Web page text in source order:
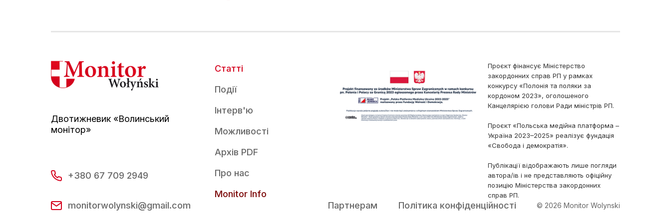
Двотижневик «Волинський
монітор»
+380 67 709 2949
monitorwolynski@gmail.com
Статті
Події
Інтерв'ю
Можливості
Архів PDF
Про нас
Monitor Info
Проєкт фінансує Міністерство
закордонних справ РП у рамках
конкурсу «Полонія та поляки за
кордоном 2023», оголошеного
Канцелярією голови Ради міністрів РП.
Проєкт «Польська медійна платформа –
Україна 2023–2025» реалізує фундація
«Свобода і демократія».
Публікації відображають лише погляди
автора/ів і не представляють офіційну
позицію Міністерства закордонних
справ РП.
Партнерам Політика конфіденційності © 2026 Monitor Wolynski